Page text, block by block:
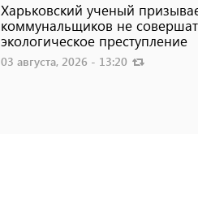
Харьковский ученый
коммунальщиков не
экологическое преступление
03 августа, 2026 - 13:20